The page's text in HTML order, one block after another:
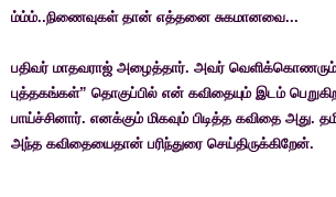
ம்ம்ம்..நிணைவுகள் தான் எத்தனை சுகமானவை...
பதிவர் மாதவராஜ் அழைத்தார். அவர் வெளிக்கொணரும்
புத்தகங்கள்” தொகுப்பில் என் கவிதையும் இடம்
பாய்ச்சினார். எனக்கும் மிகவும் பிடித்த கவிதை அது.
அந்த கவிதையைதான் பரிந்துரை செய்திருக்கிறேன்.